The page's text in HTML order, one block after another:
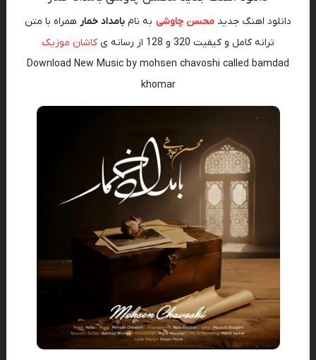
دانلود اهنگ جدید محسن چاوشی به نام بامداد خمار همراه با متن
ترانه کامل و کیفیت 320 و 128 از رسانه ی
کاشان موزیک
Download New Music by mohsen chavoshi called bamdad
khomar